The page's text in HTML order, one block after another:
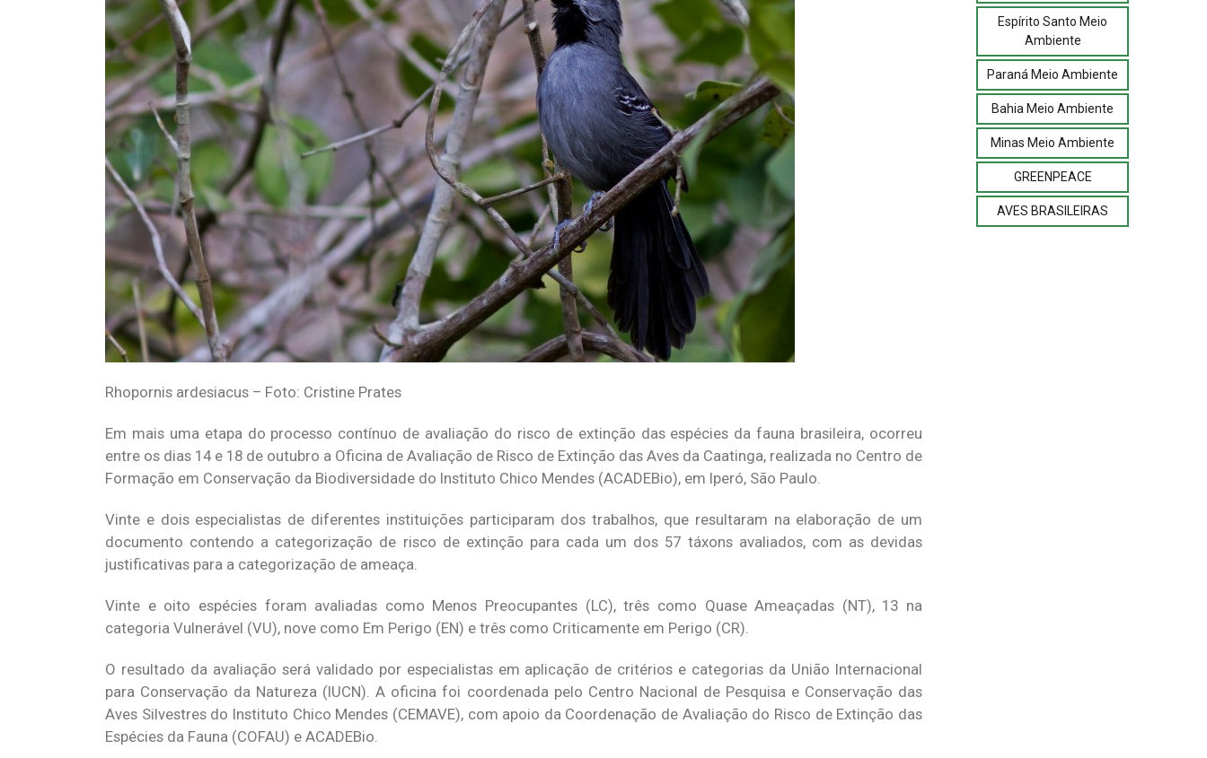
Rhopornis ardesiacus – Foto: Cristine Prates
Em mais uma etapa do processo contínuo de avaliação do risco de extinção das espécies da fauna brasileira, ocorreu
entre os dias 14 e 18 de outubro a Oficina de Avaliação de Risco de Extinção das Aves da Caatinga, realizada no Centro de
Formação em Conservação da Biodiversidade do Instituto Chico Mendes (ACADEBio), em Iperó, São Paulo.
Vinte e dois especialistas de diferentes instituições participaram dos trabalhos, que resultaram na elaboração de um
documento contendo a categorização de risco de extinção para cada um dos 57 táxons avaliados, com as devidas
justificativas para a categorização de ameaça.
Vinte e oito espécies foram avaliadas como Menos Preocupantes (LC), três como Quase Ameaçadas (NT), 13 na
categoria Vulnerável (VU), nove como Em Perigo (EN) e três como Criticamente em Perigo (CR).
O resultado da avaliação será validado por especialistas em aplicação de critérios e categorias da União Internacional
para Conservação da Natureza (IUCN). A oficina foi coordenada pelo Centro Nacional de Pesquisa e Conservação das
Aves Silvestres do Instituto Chico Mendes (CEMAVE), com apoio da Coordenação de Avaliação do Risco de Extinção das
Espécies da Fauna (COFAU) e ACADEBio.
Espírito Santo Meio
Ambiente
Paraná Meio Ambiente
Bahia Meio Ambiente
Minas Meio Ambiente
GREENPEACE
AVES BRASILEIRAS